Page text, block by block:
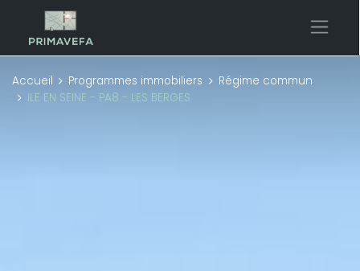
Accueil Programmes immobiliers
Régime commun
ILE EN SEINE - PA8 - LES BERGES